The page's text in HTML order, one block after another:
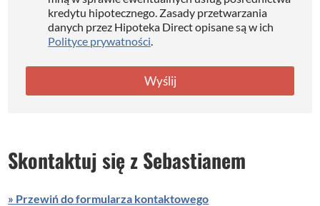
kredytu hipotecznego. Zasady przetwarzania
danych przez Hipoteka Direct opisane są w ich
Polityce prywatności
Wyślij
Skontaktuj się z Sebastianem
» Przewiń do formularza kontaktowego